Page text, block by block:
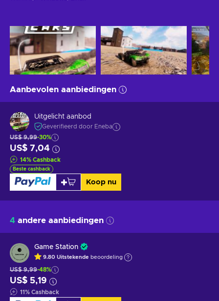
Aanbevolen aanbiedingen
Uitgelicht aanbod
Geverifieerd door Eneba
US$ 9,99-30%
US$ 7,04
14% Cashback
Beste cashback
Koop nu
4 andere aanbiedingen
Game Station
9.80 Uitstekende beoordeling
US$ 9,99-48%
US$ 5,19
11% Cashback